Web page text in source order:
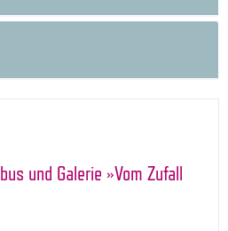
und Galerie »Vom Zufall